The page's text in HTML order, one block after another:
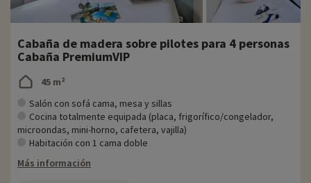
Cabaña de madera sobre pilotes para 4 personas
Cabaña PremiumVIP
45 m²
Salón con sofá cama, mesa y sillas
Cocina totalmente equipada (placa, frigorífico/congelador,
microondas, mini-horno, cafetera, vajilla)
Habitación con 1 cama doble
Más información